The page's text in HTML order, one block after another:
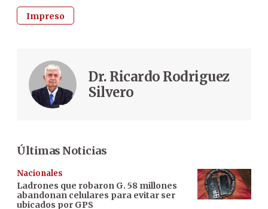
Impreso
Dr. Ricardo Rodriguez
Silvero
Últimas Noticias
Nacionales
Ladrones que robaron G. 58 millones
abandonan celulares para evitar ser
ubicados por GPS